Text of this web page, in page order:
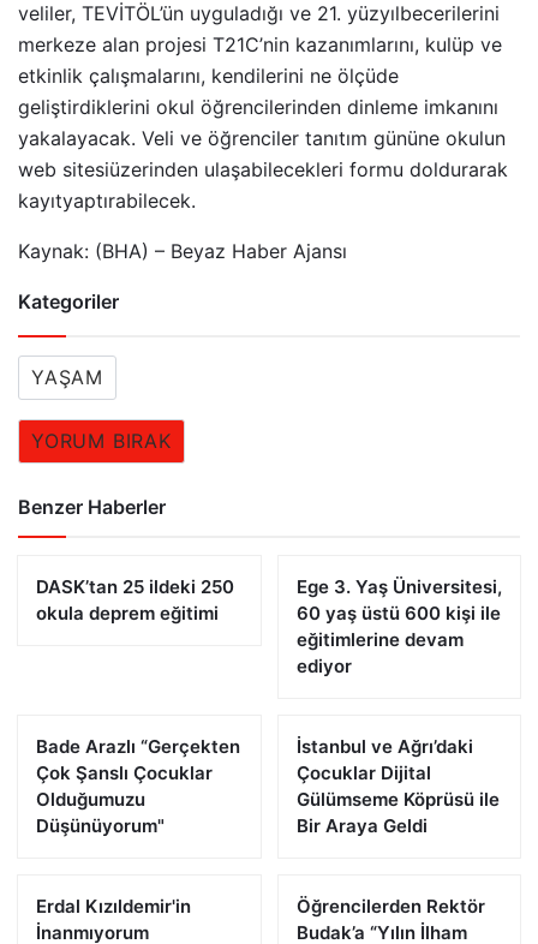
veliler, TEVİTÖL’ün uyguladığı ve 21. yüzyılbecerilerini
merkeze alan projesi T21C’nin kazanımlarını, kulüp ve
etkinlik çalışmalarını, kendilerini ne ölçüde
geliştirdiklerini okul öğrencilerinden dinleme imkanını
yakalayacak. Veli ve öğrenciler tanıtım gününe okulun
web sitesiüzerinden ulaşabilecekleri formu doldurarak
kayıtyaptırabilecek.
Kaynak: (BHA) – Beyaz Haber Ajansı
Kategoriler
YAŞAM
YORUM BIRAK
Benzer Haberler
DASK’tan 25 ildeki 250
okula deprem eğitimi
Ege 3. Yaş Üniversitesi,
60 yaş üstü 600 kişi ile
eğitimlerine devam
ediyor
Bade Arazlı “Gerçekten
Çok Şanslı Çocuklar
Olduğumuzu
Düşünüyorum"
İstanbul ve Ağrı’daki
Çocuklar Dijital
Gülümseme Köprüsü ile
Bir Araya Geldi
Erdal Kızıldemir'in
İnanmıyorum
Öğrencilerden Rektör
Budak’a “Yılın İlham